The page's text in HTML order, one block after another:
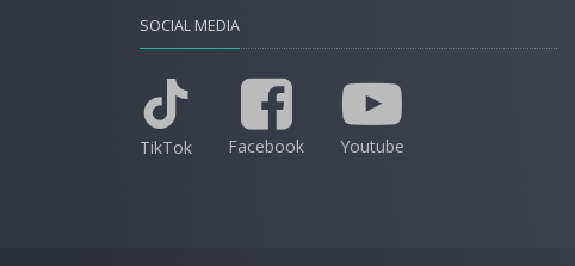
SOCIAL MEDIA
TikTok Facebook Youtube